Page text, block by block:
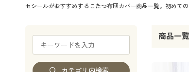
女性下着 メンズ下着
ジュニア・ティ
セシールがおすすめするこたつ布団カバー商品一覧。初めて
商品一覧